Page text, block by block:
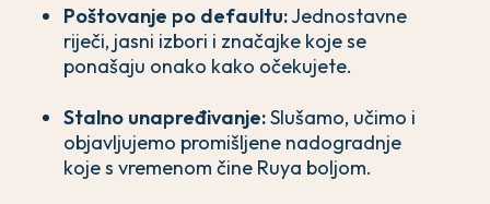
Poštovanje po defaultu:Jednostavne
riječi, jasni izbori i značajke koje se
ponašaju onako kako očekujete.
Stalno unapređivanje:Slušamo, učimo i
objavljujemo promišljene nadogradnje
koje s vremenom čine Ruya boljom.